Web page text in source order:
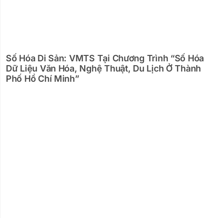
Số Hóa Di Sản: VMTS Tại Chương Trình “Số Hóa
Dữ Liệu Văn Hóa, Nghệ Thuật, Du Lịch Ở Thành
Phố Hồ Chí Minh”